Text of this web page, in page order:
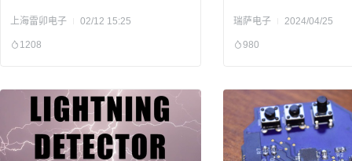
上海雷卯电子 02/12 15:25
1208
瑞萨电子 2024/04/25
980